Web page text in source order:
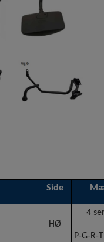
Side
HØ
4
P-G-R-